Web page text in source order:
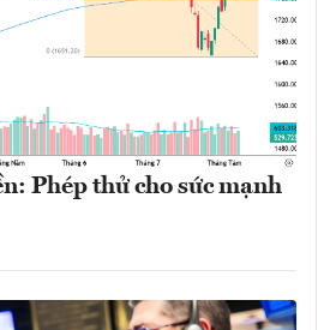
Phép thử cho sức mạnh